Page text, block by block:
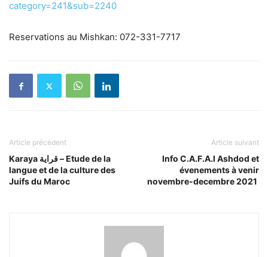
category=241&sub=2240
Reservations au Mishkan: 072-331-7717
Article précédent
Karaya قراية – Etude de la
langue et de la culture des
Juifs du Maroc
Article suivant
Info C.A.F.A.I Ashdod et
évenements à venir
novembre-decembre 2021